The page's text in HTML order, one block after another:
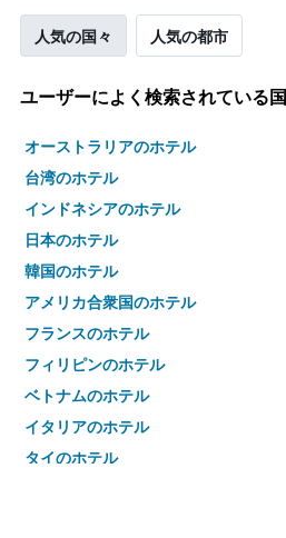
人気の国々 人気の都市
ユーザーによく検索されている国
オーストラリアのホテル
台湾のホテル
インドネシアのホテル
日本のホテル
韓国のホテル
アメリカ合衆国のホテル
フランスのホテル
フィリピンのホテル
ベトナムのホテル
イタリアのホテル
タイのホテル